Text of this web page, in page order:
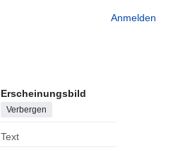
Anmelden
Erscheinungsbild
Verbergen
Text